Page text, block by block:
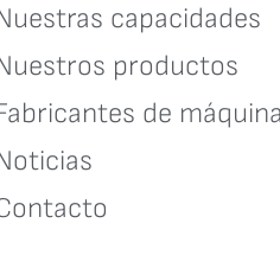
capacidades
productos
de